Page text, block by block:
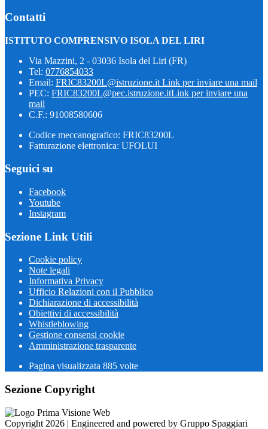
Contatti
ISTITUTO COMPRENSIVO ISOLA DEL LIRI
Via Mazzini, 2 - 03036 Isola del Liri (FR)
Tel: 0776854033
Email: FRIC83200L@istruzione.it Link per inviare una mail
PEC: FRIC83200L@pec.istruzione.itLink per inviare una
mail
C.F.: 91008580606
Codice meccanografico: FRIC83200L
Fatturazione elettronica: UFOLUI
Seguici su
Facebook
Youtube
Instagram
Sezione Link Utili
Cookie policy
Note legali
Informativa Privacy
Ufficio Relazioni con il Pubblico
Dichiarazione di accessibilità
Obiettivi di accessibilità
Whistleblowing
Gestione consensi cookie
Amministrazione trasparente
Pagina visualizzata 885 volte
Sezione Copyright
Copyright 2026 | Engineered and powered by Gruppo Spaggiari